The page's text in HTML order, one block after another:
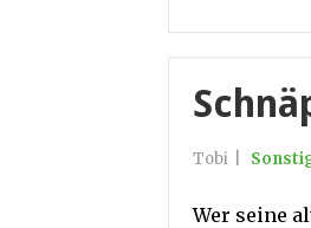
Tobi
Wer seine